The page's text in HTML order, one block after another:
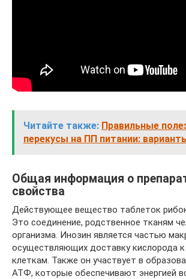
Читайте также: Правильные
перекусы на ПП питании:
Общая информация о
свойства
Действующее вещество таблеток
Это соединение, родственное тканям
организма. Инозин является частью
осуществляющих доставку кислорода
клеткам. Также он участвует в
АТФ, которые обеспечивают энергией